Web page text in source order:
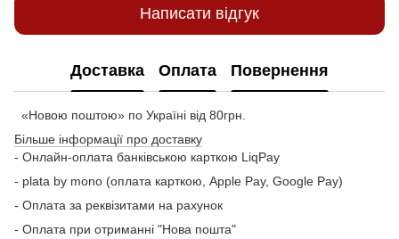
Написати відгук
Доставка Оплата Повернення
«Новою поштою» по Україні від 80грн.
Більше інформації про доставку
- Онлайн-оплата банківською карткою LiqPay
- plata by mono (оплата карткою, Apple Pay, Google Pay)
- Оплата за реквізитами на рахунок
- Оплата при отриманні "Нова пошта"